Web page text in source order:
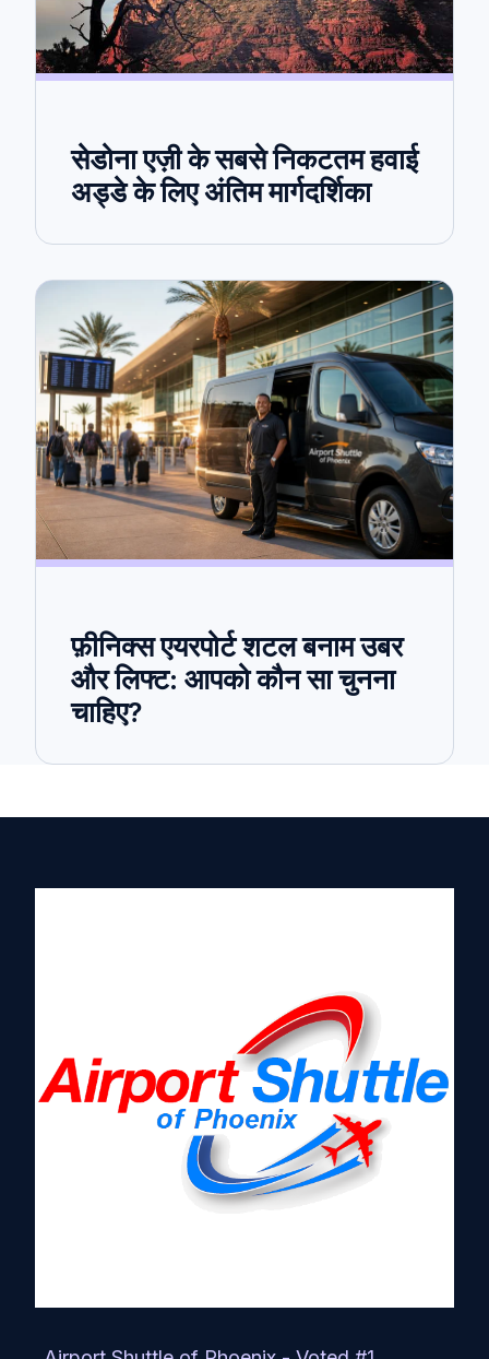
सेडोना एज़ी के सबसे निकटतम हवाई
अड्डे के लिए अंतिम मार्गदर्शिका
फ़ीनिक्स एयरपोर्ट शटल बनाम उबर
और लिफ्ट: आपको कौन सा चुनना
चाहिए?